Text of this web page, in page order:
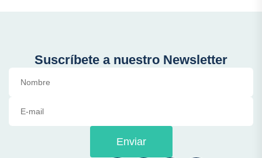
Suscríbete a nuestro Newsletter
Enviar